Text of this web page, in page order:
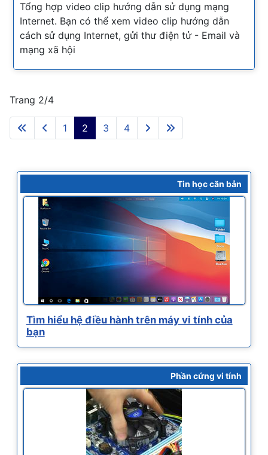
Tổng hợp video clip hướng dẫn sử dụng mạng
Internet. Bạn có thể xem video clip hướng dẫn
cách sử dụng Internet, gửi thư điện tử - Email và
mạng xã hội
Trang 2/4
1 2 3 4
Tin học căn bản
Tìm hiểu hệ điều hành trên máy vi tính của
bạn
Phần cứng vi tính